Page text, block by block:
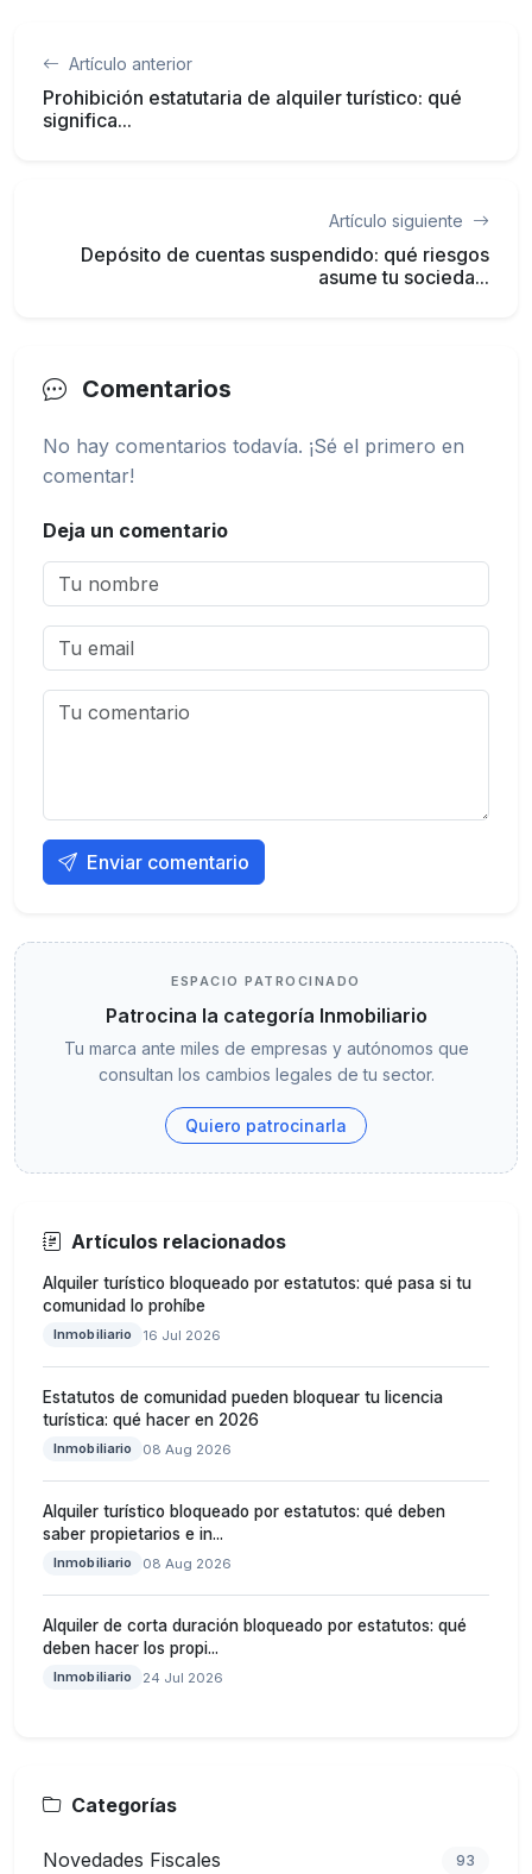
Artículo anterior
Prohibición estatutaria de alquiler turístico: qué
significa...
Artículo siguiente
Depósito de cuentas suspendido: qué riesgos
asume tu socieda...
Comentarios
No hay comentarios todavía. ¡Sé el primero en
comentar!
Deja un comentario
Enviar comentario
ESPACIO PATROCINADO
Patrocina la categoría Inmobiliario
Tu marca ante miles de empresas y autónomos que
consultan los cambios legales de tu sector.
Quiero patrocinarla
Artículos relacionados
Alquiler turístico bloqueado por estatutos: qué pasa si tu
comunidad lo prohíbe
Inmobiliario 16 Jul 2026
Estatutos de comunidad pueden bloquear tu licencia
turística: qué hacer en 2026
Inmobiliario 08 Aug 2026
Alquiler turístico bloqueado por estatutos: qué deben
saber propietarios e in...
Inmobiliario 08 Aug 2026
Alquiler de corta duración bloqueado por estatutos: qué
deben hacer los propi...
Inmobiliario 24 Jul 2026
Categorías
Novedades Fiscales 93